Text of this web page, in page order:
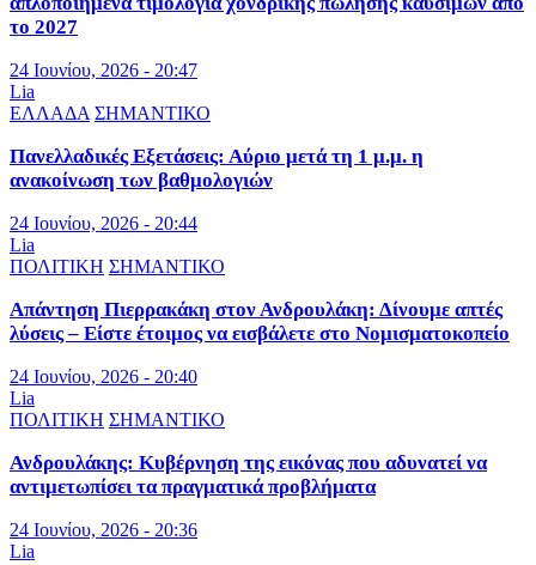
το 2027
24 Ιουνίου, 2026 - 20:47
Lia
ΕΛΛΑΔΑ ΣΗΜΑΝΤΙΚΟ
Πανελλαδικές Εξετάσεις: Αύριο μετά τη 1 μ.μ. η
ανακοίνωση των βαθμολογιών
24 Ιουνίου, 2026 - 20:44
Lia
ΠΟΛΙΤΙΚΗ ΣΗΜΑΝΤΙΚΟ
Απάντηση Πιερρακάκη στον Ανδρουλάκη: Δίνουμε απτές
λύσεις – Είστε έτοιμος να εισβάλετε στο Νομισματοκοπείο
24 Ιουνίου, 2026 - 20:40
Lia
ΠΟΛΙΤΙΚΗ ΣΗΜΑΝΤΙΚΟ
Ανδρουλάκης: Κυβέρνηση της εικόνας που αδυνατεί να
αντιμετωπίσει τα πραγματικά προβλήματα
24 Ιουνίου, 2026 - 20:36
Lia